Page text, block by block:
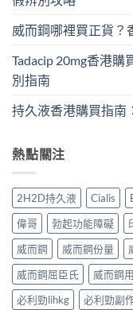
威而鋼哪裡買正貨？
Tadacip 20mg香港
別指南
持久液香港購買指南
熱點關注
2H2D持久液 Cialis
偉哥
勃起功能障礙
威而鋼
威而鋼份量
威而鋼屈臣氏
威而鋼
必利勁lihkg
必利勁副